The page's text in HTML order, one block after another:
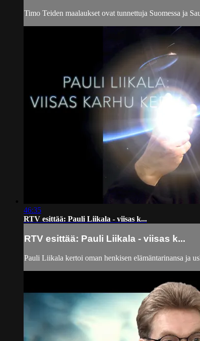
Timo Teiden maalaukset ovat tunnettuja Suomessa ja
46:35
RTV esittää: Pauli Liikala - viisas k...
RTV esittää: Pauli Liikala - viisas k...
Pauli Liikala kertoi oman henkisen elämäntarinansa ja